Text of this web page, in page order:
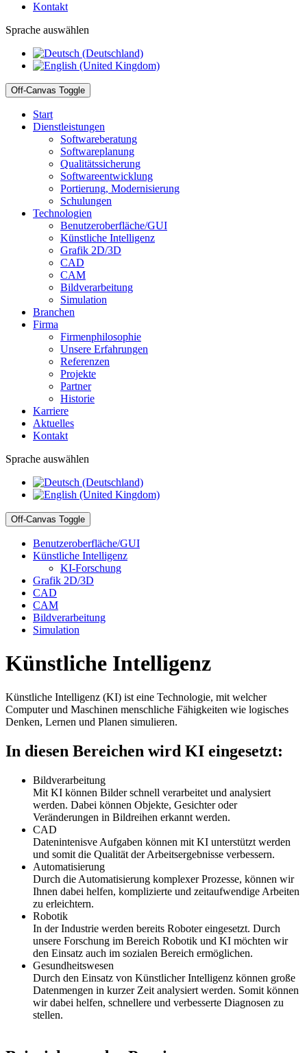
Kontakt
Sprache auswählen
Off-Canvas Toggle
Start
Dienstleistungen
Softwareberatung
Softwareplanung
Qualitätssicherung
Softwareentwicklung
Portierung, Modernisierung
Schulungen
Technologien
Benutzeroberfläche/GUI
Künstliche Intelligenz
Grafik 2D/3D
CAD
CAM
Bildverarbeitung
Simulation
Branchen
Firma
Firmenphilosophie
Unsere Erfahrungen
Referenzen
Projekte
Partner
Historie
Karriere
Aktuelles
Kontakt
Sprache auswählen
Off-Canvas Toggle
Benutzeroberfläche/GUI
Künstliche Intelligenz
KI-Forschung
Grafik 2D/3D
CAD
CAM
Bildverarbeitung
Simulation
Künstliche Intelligenz
Künstliche Intelligenz (KI) ist eine Technologie, mit welcher
Computer und Maschinen menschliche Fähigkeiten wie logisches
Denken, Lernen und Planen simulieren.
In diesen Bereichen wird KI eingesetzt:
Bildverarbeitung
Mit KI können Bilder schnell verarbeitet und analysiert
werden. Dabei können Objekte, Gesichter oder
Veränderungen in Bildreihen erkannt werden.
CAD
Datenintenisve Aufgaben können mit KI unterstützt werden
und somit die Qualität der Arbeitsergebnisse verbessern.
Automatisierung
Durch die Automatisierung komplexer Prozesse, können wir
Ihnen dabei helfen, komplizierte und zeitaufwendige Arbeiten
zu erleichtern.
Robotik
In der Industrie werden bereits Roboter eingesetzt. Durch
unsere Forschung im Bereich Robotik und KI möchten wir
den Einsatz auch im sozialen Bereich ermöglichen.
Gesundheitswesen
Durch den Einsatz von Künstlicher Intelligenz können große
Datenmengen in kurzer Zeit analysiert werden. Somit können
wir dabei helfen, schnellere und verbesserte Diagnosen zu
stellen.